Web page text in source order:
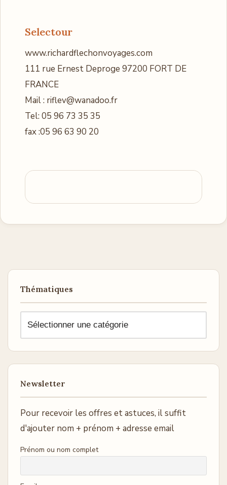
Selectour
www.richardflechonvoyages.com
111 rue Ernest Deproge 97200 FORT DE
FRANCE
Mail : riflev@wanadoo.fr
Tel: 05 96 73 35 35
fax :05 96 63 90 20
Thématiques
Newsletter
Pour recevoir les offres et astuces, il suffit
d'ajouter nom + prénom + adresse email
Prénom ou nom complet